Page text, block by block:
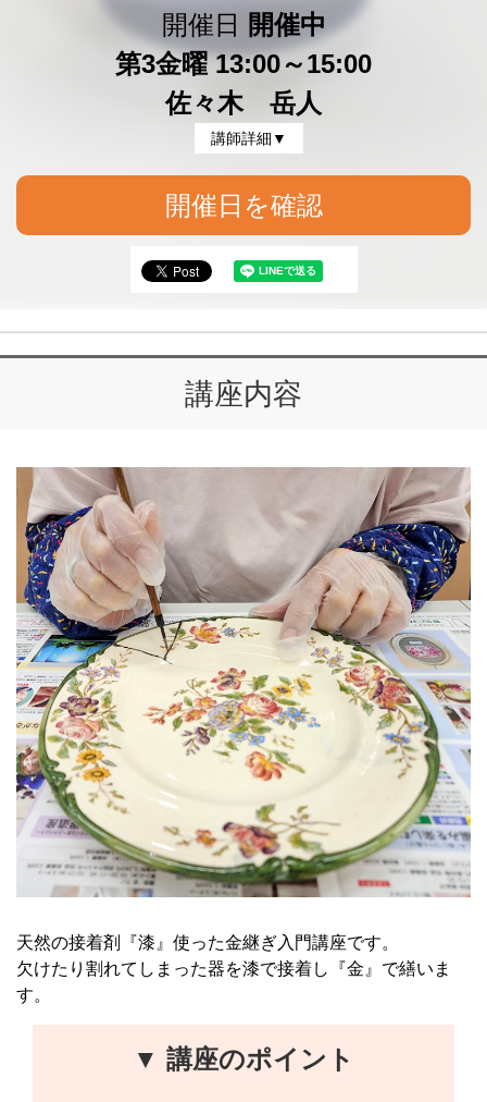
開催日
開催中
第3金曜 13:00～15:00
佐々木 岳人
講師詳細▼
開催日を確認
講座内容
天然の接着剤『漆』使った金継ぎ入門講座です。
欠けたり割れてしまった器を漆で接着し『金』で繕いま
す。
▼ 講座のポイント